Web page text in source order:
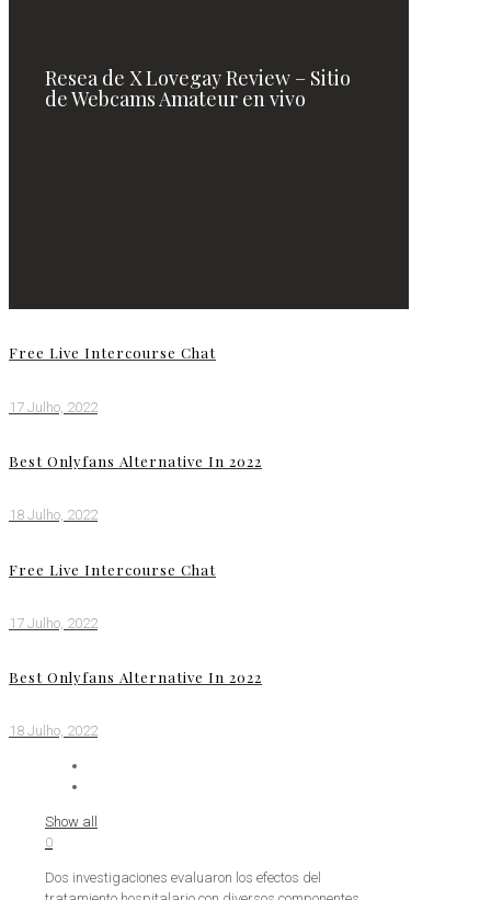
Resea de X Lovegay Review – Sitio
de Webcams Amateur en vivo
Free Live Intercourse Chat
17 Julho, 2022
Best Onlyfans Alternative In 2022
18 Julho, 2022
Free Live Intercourse Chat
17 Julho, 2022
Best Onlyfans Alternative In 2022
18 Julho, 2022
Show all
0
Dos investigaciones evaluaron los efectos del